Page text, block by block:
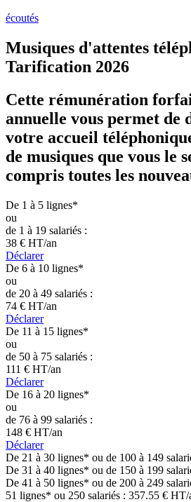
écoutés
Musiques d'attentes
Tarification 2026​
Cette rémunération
annuelle vous permet de
votre accueil
de musiques que vous le
compris toutes les
De 1 à 5 lignes*
ou
de 1 à 19 salariés :
38 € HT/an
Déclarer
De 6 à 10 lignes*
ou
de 20 à 49 salariés :
74 € HT/an
Déclarer
De 11 à 15 lignes*
ou
de 50 à 75 salariés :
111 € HT/an
Déclarer
De 16 à 20 lignes*
ou
de 76 à 99 salariés :
148 € HT/an
Déclarer
De 21 à 30 lignes* ou de 100 à 149
De 31 à 40 lignes* ou de 150 à 199
De 41 à 50 lignes* ou de 200 à 249
51 lignes* ou 250 salariés : 357.55 € HT/